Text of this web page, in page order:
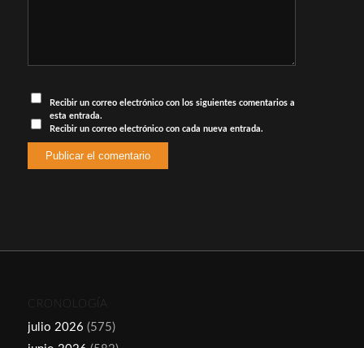
Recibir un correo electrónico con los siguientes comentarios a
esta entrada.
Recibir un correo electrónico con cada nueva entrada.
CRONOLOGÍA
julio 2026 (575)